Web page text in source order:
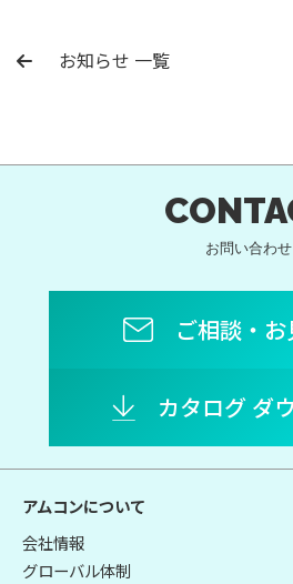
お知らせ 一覧
お問い合わせ
ご相談・お
カタログ ダ
アムコンについて
会社情報
グローバル体制